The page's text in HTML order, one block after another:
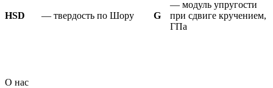
HSD — твердость по Шору G
— модуль упругости
при сдвиге кручением,
ГПа
О нас